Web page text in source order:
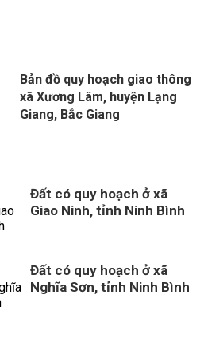
Bản đồ quy hoạch giao thông
xã Xương Lâm, huyện Lạng
Giang, Bắc Giang
Đất có quy hoạch ở xã
Giao Ninh, tỉnh Ninh Bình
Đất có quy hoạch ở xã
Nghĩa Sơn, tỉnh Ninh Bình